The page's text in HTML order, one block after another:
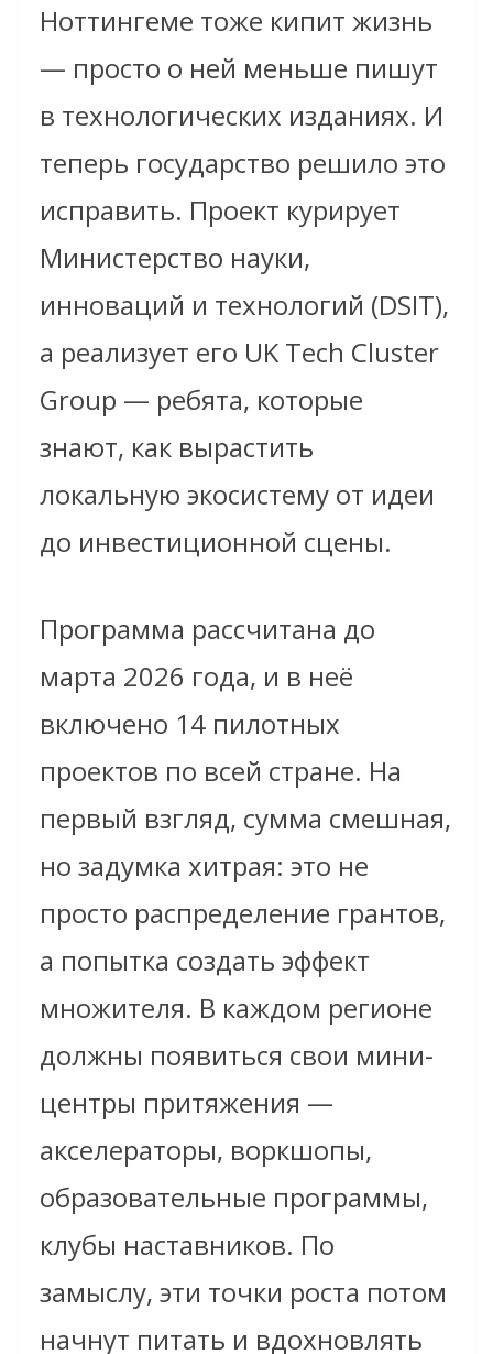
Ноттингеме тоже кипит жизнь
— просто о ней меньше пишут
в технологических изданиях. И
теперь государство решило это
исправить. Проект курирует
Министерство науки,
инноваций и технологий (DSIT),
а реализует его UK Tech Cluster
Group — ребята, которые
знают, как вырастить
локальную экосистему от идеи
до инвестиционной сцены.
Программа рассчитана до
марта 2026 года, и в неё
включено 14 пилотных
проектов по всей стране. На
первый взгляд, сумма смешная,
но задумка хитрая: это не
просто распределение грантов,
а попытка создать эффект
множителя. В каждом регионе
должны появиться свои мини-
центры притяжения —
акселераторы, воркшопы,
образовательные программы,
клубы наставников. По
замыслу, эти точки роста потом
начнут питать и вдохновлять